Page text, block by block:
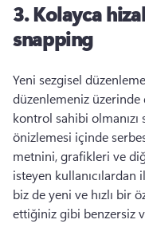
3. Kolayca
snapping
Yeni sezgisel
düzenlemeniz üzerinde
kontrol sahibi
önizlemesi içinde
metnini, grafikleri ve
isteyen
biz de yeni ve hızlı bir
ettiğiniz gibi benzersiz